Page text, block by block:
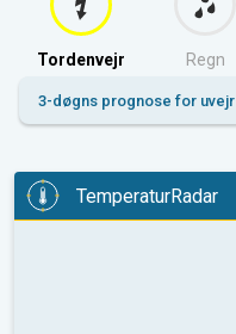
Tordenvejr Regn
3-døgns prognose for uvejr
TemperaturRadar